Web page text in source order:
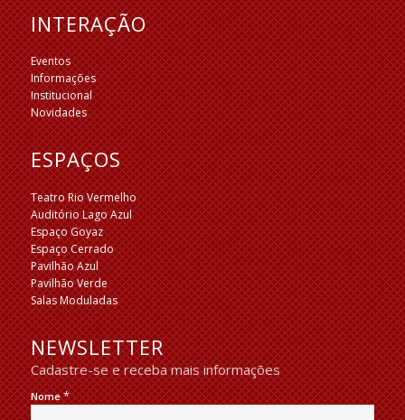
INTERAÇÃO
Eventos
Informações
Institucional
Novidades
ESPAÇOS
Teatro Rio Vermelho
Auditório Lago Azul
Espaço Goyaz
Espaço Cerrado
Pavilhão Azul
Pavilhão Verde
Salas Moduladas
NEWSLETTER
Cadastre-se e receba mais informações
Nome*